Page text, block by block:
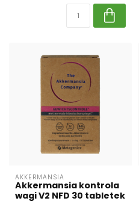
AKKERMANSIA
Akkermansia kontrola
wagi V2 NFD 30 tabletek